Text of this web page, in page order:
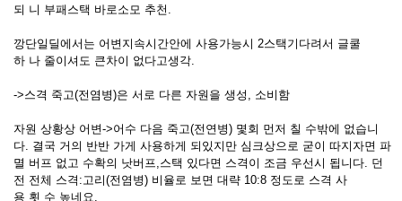
되 니 부패스택 바로소모 추천.
깡단일딜에서는 어변지속시간안에 사용가능시 2스택기다려서 글쿨
하 나 줄이셔도 큰차이 없다고생각.
->스격 죽고(전염병)은 서로 다른 자원을 생성, 소비함
자원 상황상 어변->어수 다음 죽고(전연병) 몇회 먼저 칠 수밖에 없습니
다. 결국 거의 반반 가게 사용하게 되있지만 심크상으로 굳이 따지자면 파
멸 버프 없고 수확의 낫버프,스택 있다면 스격이 조금 우선시 됩니다. 던
전 전체 스격:고리(전염병) 비율로 보면 대략 10:8 정도로 스격 사
용 횟 수 높네요.